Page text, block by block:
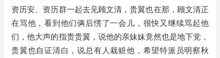
资历安、资历群一起去见顾文清，贵翼也在那，顾文清正
在骂他，看到他们俩后愣了一会儿，很快又继续骂起他
们，他大声的指责贵翼，说他的亲妹妹竟然也是地下党，
贵翼也自证清白，说总有人栽赃他，希望特派员明察秋